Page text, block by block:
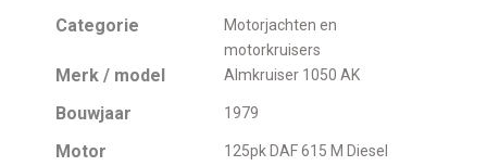
Categorie
Motorjachten en
motorkruisers
Merk / model Almkruiser 1050 AK
Bouwjaar 1979
Motor 125pk DAF 615 M Diesel